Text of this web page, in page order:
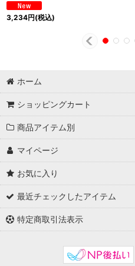
3,234円(税込)
ホーム
ショッピングカート
商品アイテム別
マイページ
お気に入り
最近チェックしたアイテム
特定商取引法表示